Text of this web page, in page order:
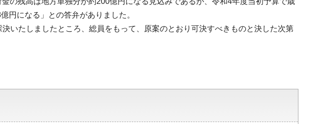
円になる」との答弁がありました。
いたしましたところ、総員をもって、原案のとおり可決すべきものと決した次第